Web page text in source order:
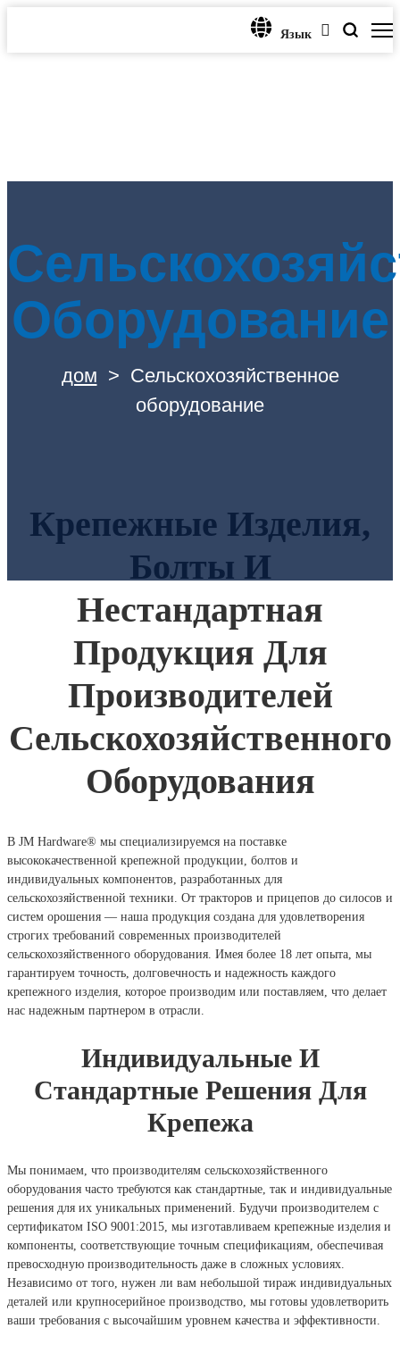
Язык
Оборудование
дом > Сельскохозяйственное
оборудование
Крепежные Изделия,
Болты И
Нестандартная
Продукция Для
Производителей
Сельскохозяйственного
Оборудования
В JM Hardware® мы специализируемся на поставке
высококачественной крепежной продукции, болтов и
индивидуальных компонентов, разработанных для
сельскохозяйственной техники. От тракторов и прицепов до силосов и
систем орошения — наша продукция создана для удовлетворения
строгих требований современных производителей
сельскохозяйственного оборудования. Имея более 18 лет опыта, мы
гарантируем точность, долговечность и надежность каждого
крепежного изделия, которое производим или поставляем, что делает
нас надежным партнером в отрасли.
Индивидуальные И
Стандартные Решения Для
Крепежа
Мы понимаем, что производителям сельскохозяйственного
оборудования часто требуются как стандартные, так и индивидуальные
решения для их уникальных применений. Будучи производителем с
сертификатом ISO 9001:2015, мы изготавливаем крепежные изделия и
компоненты, соответствующие точным спецификациям, обеспечивая
превосходную производительность даже в сложных условиях.
Независимо от того, нужен ли вам небольшой тираж индивидуальных
деталей или крупносерийное производство, мы готовы удовлетворить
ваши требования с высочайшим уровнем качества и эффективности.